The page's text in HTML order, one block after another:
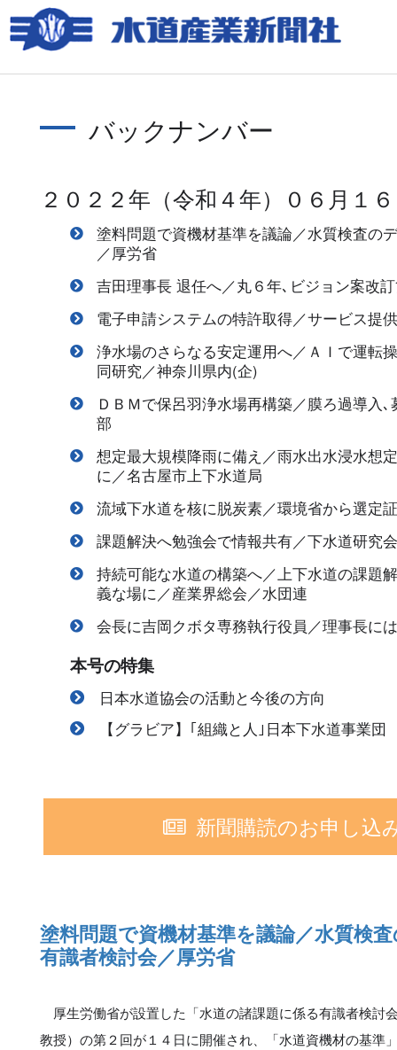
バックナンバー
２０２２年（令和４年）０６月１
塗料問題で資機材基準を議論／水質検査の
／厚労省
吉田理事長 退任へ／丸６年､ビジョン案改
電子申請システムの特許取得／サービス提
浄水場のさらなる安定運用へ／ＡＩで運転
同研究／神奈川県内(企)
ＤＢＭで保呂羽浄水場再構築／膜ろ過導入
部
想定最大規模降雨に備え／雨水出水浸水想
に／名古屋市上下水道局
流域下水道を核に脱炭素／環境省から選定
課題解決へ勉強会で情報共有／下水道研究
持続可能な水道の構築へ／上下水道の課題
義な場に／産業界総会／水団連
会長に吉岡クボタ専務執行役員／理事長に
本号の特集
日本水道協会の活動と今後の方向
【グラビア】｢組織と人｣日本下水道事業団
新聞購読のお申し込
塗料問題で資機材基準を議論／水質検
有識者検討会／厚労省
厚生労働省が設置した「水道の諸課題に係る有識者検討
教授）の第２回が１４日に開催され、「水道資機材の基準